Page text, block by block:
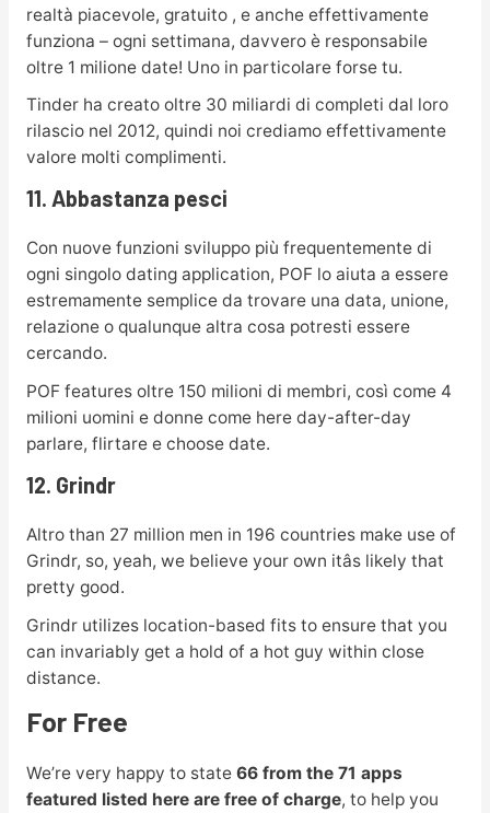
realtà piacevole, gratuito , e anche effettivamente
funziona – ogni settimana, davvero è responsabile
oltre 1 milione date! Uno in particolare forse tu.
Tinder ha creato oltre 30 miliardi di completi dal loro
rilascio nel 2012, quindi noi crediamo effettivamente
valore molti complimenti.
11. Abbastanza pesci
Con nuove funzioni sviluppo più frequentemente di
ogni singolo dating application, POF lo aiuta a essere
estremamente semplice da trovare una data, unione,
relazione o qualunque altra cosa potresti essere
cercando.
POF features oltre 150 milioni di membri, così come 4
milioni uomini e donne come here day-after-day
parlare, flirtare e choose date.
12. Grindr
Altro than 27 million men in 196 countries make use of
Grindr, so, yeah, we believe your own itâs likely that
pretty good.
Grindr utilizes location-based fits to ensure that you
can invariably get a hold of a hot guy within close
distance.
For Free
We’re very happy to state 66 from the 71 apps
featured listed here are free of charge, to help you